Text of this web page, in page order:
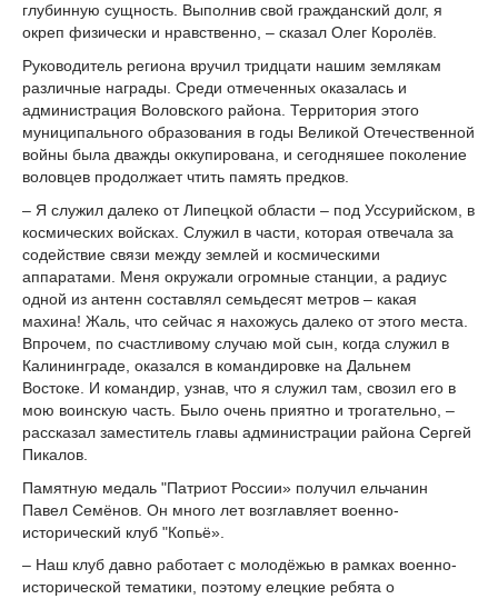
глубинную сущность. Выполнив свой гражданский долг, я
окреп физически и нравственно, – сказал Олег Королёв.
Руководитель региона вручил тридцати нашим землякам
различные награды. Среди отмеченных оказалась и
администрация Воловского района. Территория этого
муниципального образования в годы Великой Отечественной
войны была дважды оккупирована, и сегодняшее поколение
воловцев продолжает чтить память предков.
– Я служил далеко от Липецкой области – под Уссурийском, в
космических войсках. Служил в части, которая отвечала за
содействие связи между землей и космическими
аппаратами. Меня окружали огромные станции, а радиус
одной из антенн составлял семьдесят метров – какая
махина! Жаль, что сейчас я нахожусь далеко от этого места.
Впрочем, по счастливому случаю мой сын, когда служил в
Калининграде, оказался в командировке на Дальнем
Востоке. И командир, узнав, что я служил там, свозил его в
мою воинскую часть. Было очень приятно и трогательно, –
рассказал заместитель главы администрации района Сергей
Пикалов.
Памятную медаль "Патриот России» получил ельчанин
Павел Семёнов. Он много лет возглавляет военно-
исторический клуб "Копьё».
– Наш клуб давно работает с молодёжью в рамках военно-
исторической тематики, поэтому елецкие ребята о